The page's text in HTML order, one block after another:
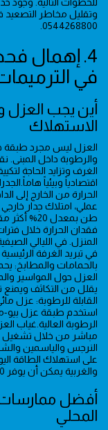
وتقليل مخاطر التصعيد
0544268800.
4. إهمال
في
أين يجب العزل
الاستهلاك
العزل ليس مجرد طبقة
والرطوبة داخل المبنى.
الغرف وتزايد الحاجة
اقتصادياً وبيئياً
الحرارة من الخارج إلى
طن بمعدل
فقدان الحرارة خلال
المنزل. في الليالي
في تبريد الغرفة
بالحمامات والمطابخ:
العزل حول المواسير
يقلل من التكاثف
القابلة للرطوبة: عزل
استخدم طبقة عزل بيو-
الرطوبة العالية.غياب
مباشر من خلال تشغيل
النرجس والياسمين
على استهلاك الطاقة
والغربية يمكن أن يوفر 10, 15% من استهلاك التكييف سنوياً.
أفضل ممارسات
المحلي